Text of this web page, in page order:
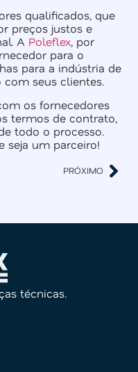
qualificados, que
preços justos e
A Poleflex, por
para o
para a indústria de
seus clientes.
os fornecedores
termos de contrato,
todo o processo.
seja um parceiro!
PRÓXIMO
técnicas.